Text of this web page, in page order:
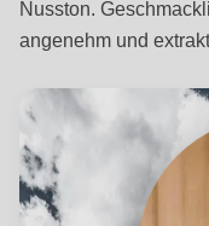
Nusston.
angenehm und